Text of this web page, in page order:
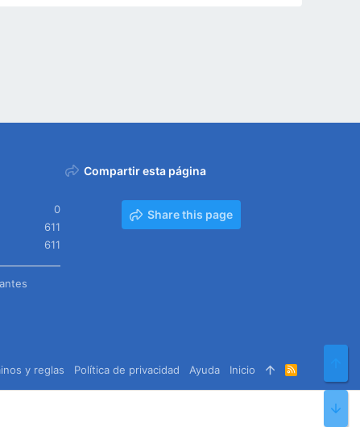
0
611
611
Compartir esta página
Share this page
y reglas Política de privacidad Ayuda Inicio
R
S